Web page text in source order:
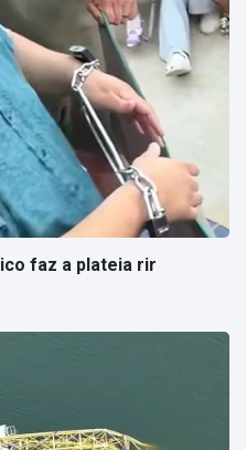
faz a plateia rir